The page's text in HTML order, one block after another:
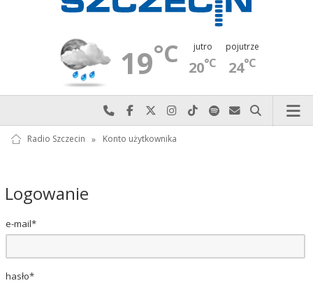
19°C jutro
20°C
pojutrze
24°C
Najlepiej po prostu do nas zadzwoń
Odwiedź nas na Facebook-u
Odwiedź nas na X
Odwiedź nas na Instagram-ie
Odwiedź nas na TikTok-u
Szukaj nas na Spotify
Wyślij do nas
Szukaj
Radio Szczecin » Konto użytkownika
Logowanie
e-mail*
hasło*